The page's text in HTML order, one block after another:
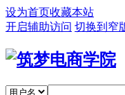
设为首页收藏本站
开启辅助访问 切换到窄